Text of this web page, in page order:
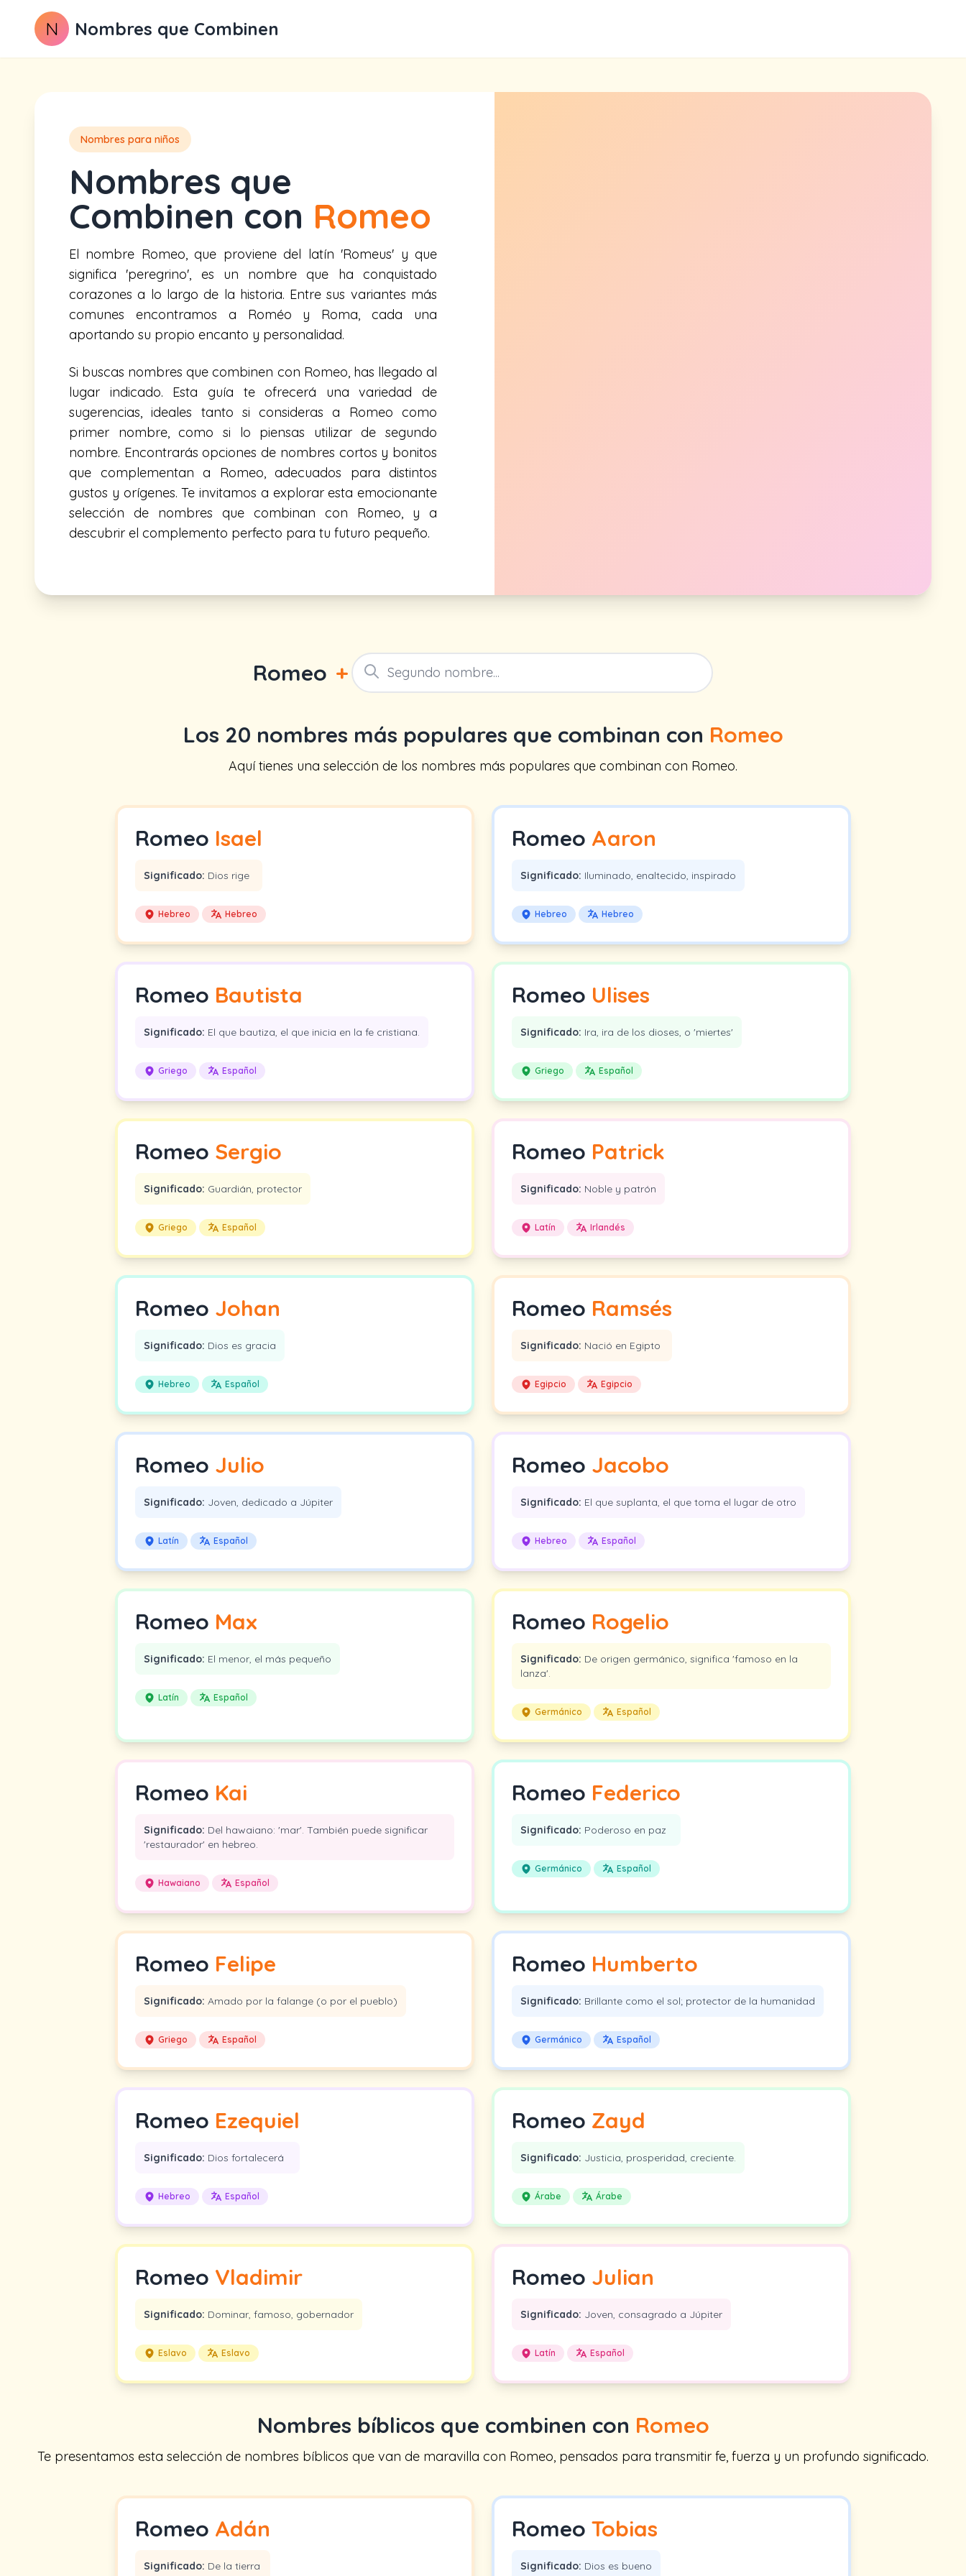
N Nombres que Combinen
Nombres para niños
Nombres que
Combinen con Romeo
El nombre Romeo, que proviene del latín 'Romeus' y que
significa 'peregrino', es un nombre que ha conquistado
corazones a lo largo de la historia. Entre sus variantes más
comunes encontramos a Roméo y Roma, cada una
aportando su propio encanto y personalidad.
Si buscas nombres que combinen con Romeo, has llegado al
lugar indicado. Esta guía te ofrecerá una variedad de
sugerencias, ideales tanto si consideras a Romeo como
primer nombre, como si lo piensas utilizar de segundo
nombre. Encontrarás opciones de nombres cortos y bonitos
que complementan a Romeo, adecuados para distintos
gustos y orígenes. Te invitamos a explorar esta emocionante
selección de nombres que combinan con Romeo, y a
descubrir el complemento perfecto para tu futuro pequeño.
Romeo +
Los 20 nombres más populares que combinan con Romeo
Aquí tienes una selección de los nombres más populares que combinan con Romeo.
Romeo Isael
Significado: Dios rige
Hebreo Hebreo
Romeo Aaron
Significado: Iluminado, enaltecido, inspirado
Hebreo Hebreo
Romeo Bautista
Significado: El que bautiza, el que inicia en la fe cristiana.
Griego Español
Romeo Ulises
Significado: Ira, ira de los dioses, o 'miertes'
Griego Español
Romeo Sergio
Significado: Guardián, protector
Griego Español
Romeo Patrick
Significado: Noble y patrón
Latín Irlandés
Romeo Johan
Significado: Dios es gracia
Hebreo Español
Romeo Ramsés
Significado: Nació en Egipto
Egipcio Egipcio
Romeo Julio
Significado: Joven, dedicado a Júpiter
Latín Español
Romeo Jacobo
Significado: El que suplanta, el que toma el lugar de otro
Hebreo Español
Romeo Max
Significado: El menor, el más pequeño
Latín Español
Romeo Rogelio
Significado: De origen germánico, significa 'famoso en la
lanza'.
Germánico Español
Romeo Kai
Significado: Del hawaiano: 'mar'. También puede significar
'restaurador' en hebreo.
Hawaiano Español
Romeo Federico
Significado: Poderoso en paz
Germánico Español
Romeo Felipe
Significado: Amado por la falange (o por el pueblo)
Griego Español
Romeo Humberto
Significado: Brillante como el sol; protector de la humanidad
Germánico Español
Romeo Ezequiel
Significado: Dios fortalecerá
Hebreo Español
Romeo Zayd
Significado: Justicia, prosperidad, creciente.
Árabe Árabe
Romeo Vladimir
Significado: Dominar, famoso, gobernador
Eslavo Eslavo
Romeo Julian
Significado: Joven, consagrado a Júpiter
Latín Español
Nombres bíblicos que combinen con Romeo
Te presentamos esta selección de nombres bíblicos que van de maravilla con Romeo, pensados para transmitir fe, fuerza y un profundo significado.
Romeo Adán
Significado: De la tierra
Romeo Tobias
Significado: Dios es bueno